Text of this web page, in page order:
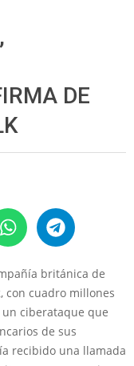
DE
británica de
, con cuadro millones
ciberataque que
de sus
recibido una llamada